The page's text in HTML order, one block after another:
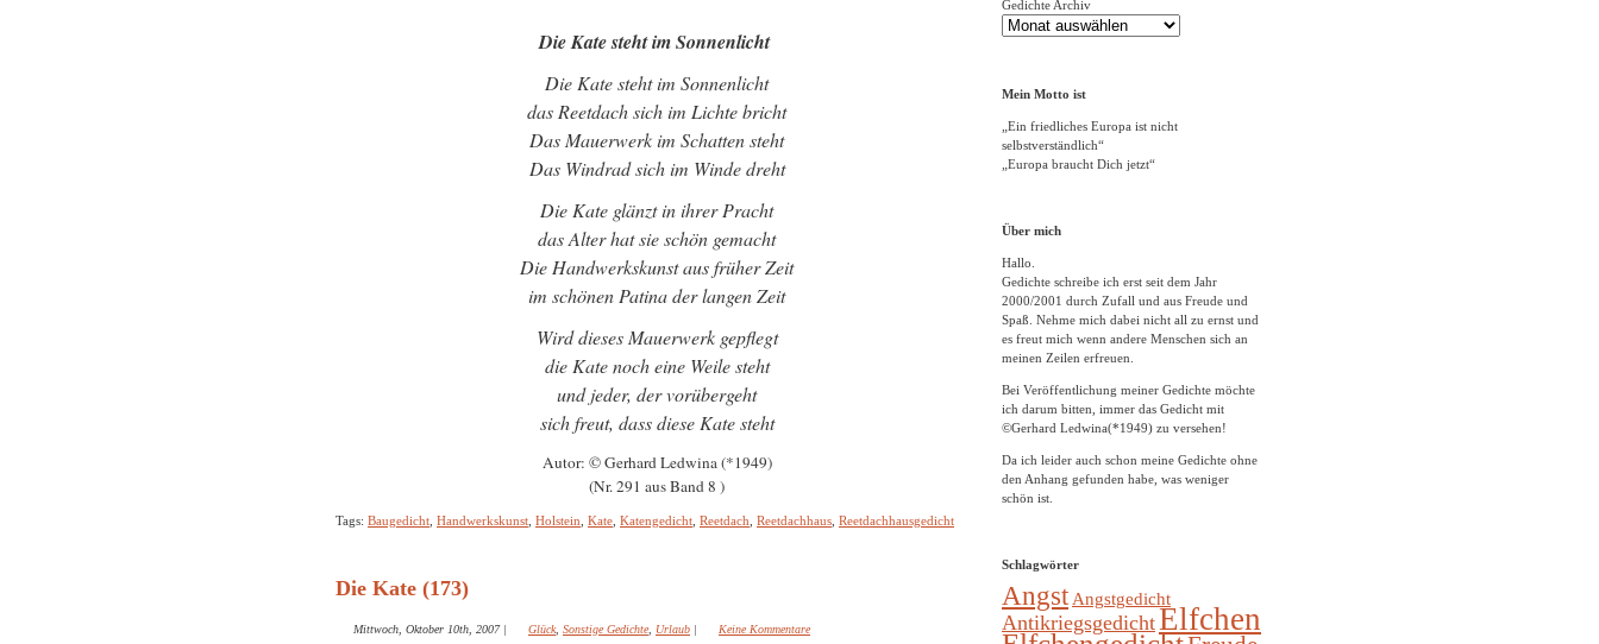
Die Kate steht im Sonnenlicht
Die Kate steht im Sonnenlicht
das Reetdach sich im Lichte bricht
Das Mauerwerk im Schatten steht
Das Windrad sich im Winde dreht
Die Kate glänzt in ihrer Pracht
das Alter hat sie schön gemacht
Die Handwerkskunst aus früher Zeit
im schönen Patina der langen Zeit
Wird dieses Mauerwerk gepflegt
die Kate noch eine Weile steht
und jeder, der vorübergeht
sich freut, dass diese Kate steht
Autor: © Gerhard Ledwina (*1949)
(Nr. 291 aus Band 8 )
Tags: Baugedicht Handwerkskunst Holstein Kate Katengedicht Reetdach Reetdachhaus Reetdachhausgedicht
Die Kate (173)
Mittwoch, Oktober 10th, 2007| Glück, Sonstige Gedichte Urlaub | Keine Kommentare
Gedichte Archiv
Mein Motto ist
„Ein friedliches Europa ist nicht
selbstverständlich“
„Europa braucht Dich jetzt“
Über mich
Hallo.
Gedichte schreibe ich erst seit dem Jahr
2000/2001 durch Zufall und aus Freude und
Spaß. Nehme mich dabei nicht all zu ernst und
es freut mich wenn andere Menschen sich an
meinen Zeilen erfreuen.
Bei Veröffentlichung meiner Gedichte möchte
ich darum bitten, immer das Gedicht mit
©Gerhard Ledwina(*1949) zu versehen!
Da ich leider auch schon meine Gedichte ohne
den Anhang gefunden habe, was weniger
schön ist.
Schlagwörter
Angst Angstgedicht
AntikriegsgedichtElfchen